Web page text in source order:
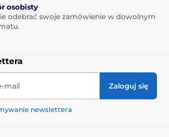
osobisty
odebrać swoje zamówienie w dowolnym
mail Zaloguj się
newslettera